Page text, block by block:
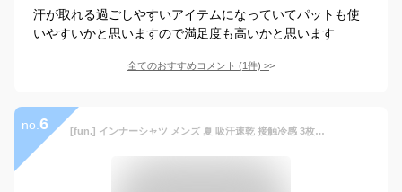
汗が取れる過ごしやすいアイテムになっていてパットも使
いやすいかと思いますので満足度も高いかと思います
全てのおすすめコメント (1件) >
no. 6 [fun.] インナーシャツ メンズ 夏 吸汗速乾 接触冷感 3枚組 クルーネック 帝人 AIRCTIVE ホワイト 2L